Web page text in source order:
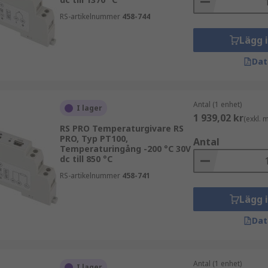
att monteras på DIN-skenor och kan grupperas
och används i farliga områden. De får endast
och levereras med ATEX- och/eller IECEx-
likströmsförsörjning som är ansluten till
kräver endast 2 koppartrådar eftersom signal- och
nära sensorn i en avlägsen miljö för att minska
RS-artikelnummer 458-744
Lägg
I lager
RS PRO Temperaturgivare RS
PRO, Typ PT100,
Temperaturingång -200 °C 30V
dc till 850 °C
RS-artikelnummer 458-741
Antal (1 enhet)
1 939,02 kr(exkl.
Antal
Lägg
Antal (1 enhet)